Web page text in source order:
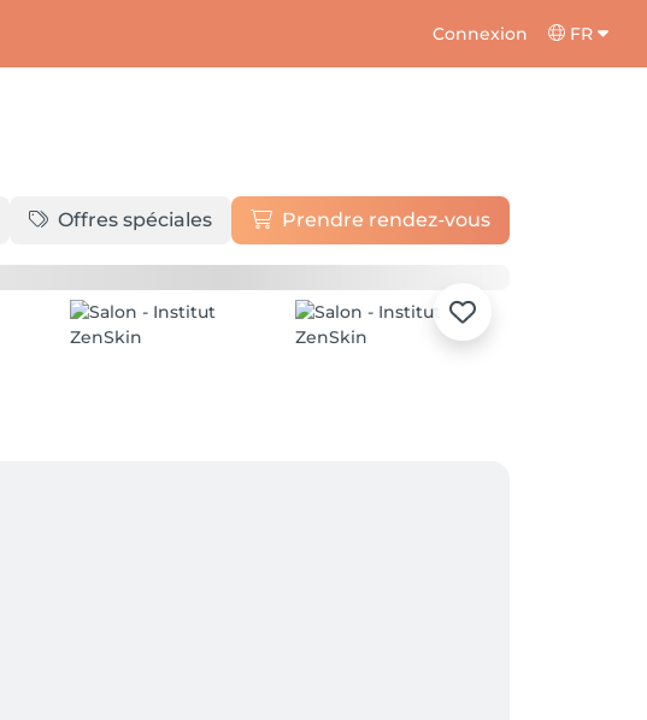
Connexion FR
Offres spéciales Prendre rendez-vous